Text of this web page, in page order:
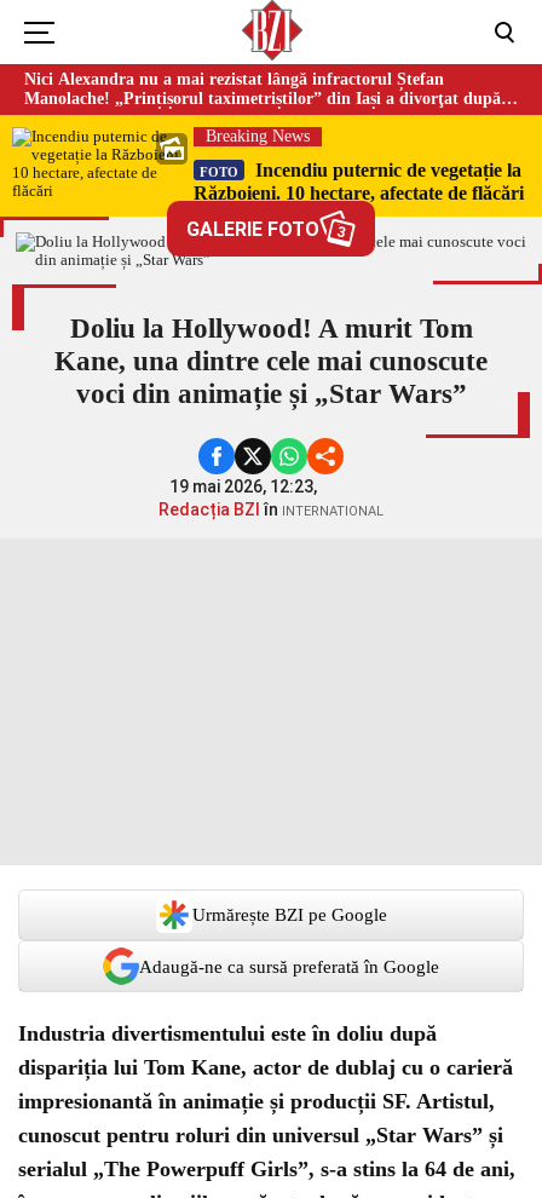
Nici Alexandra nu a mai rezistat lângă infractorul Ștefan
Manolache! „Prințișorul taximetriștilor” din Iași a divorţat după
doi ani de căsnicie
Breaking News
FOTO
Incendiu puternic de vegetație la
Războieni. 10 hectare, afectate de flăcări
GALERIE FOTO 3
Doliu la Hollywood! A murit Tom
Kane, una dintre cele mai cunoscute
voci din animație și „Star Wars”
19 mai 2026, 12:23,
Redacția BZI în INTERNATIONAL
Urmărește BZI pe Google
Adaugă-ne ca sursă preferată în Google
Industria divertismentului este în doliu după
dispariția lui Tom Kane, actor de dublaj cu o carieră
impresionantă în animație și producții SF. Artistul,
cunoscut pentru roluri din universul „Star Wars” și
serialul „The Powerpuff Girls”, s-a stins la 64 de ani,